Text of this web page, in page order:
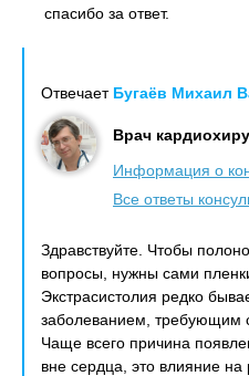
спасибо за ответ.
Отвечает Бугаёв Михаил
Врач
Информация о
Все ответы
Здравствуйте. Чтобы
вопросы, нужны сами
Экстрасистолия редко
заболеванием, требующим
Чаще всего причина
вне сердца, это влияние на